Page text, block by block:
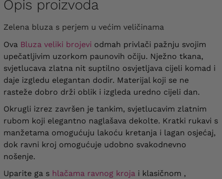
Opis proizvoda
Zelena bluza s perjem u većim veličinama
Ova Bluza veliki brojevi odmah privlači pažnju svojim
upečatljivim uzorkom paunovih očiju. Nježno tkana,
svjetlucava zlatna nit suptilno osvjetljava cijeli komad i
daje izgledu elegantan dodir. Materijal koji se ne
rasteže dobro drži oblik i izgleda uredno cijeli dan.
Okrugli izrez završen je tankim, svjetlucavim zlatnim
rubom koji elegantno naglašava dekolte. Kratki rukavi s
manžetama omogućuju lakoću kretanja i lagan osjećaj,
dok ravni kroj omogućuje udobno svakodnevno
nošenje.
Uparite ga s hlačama ravnog kroja i klasičnom ,